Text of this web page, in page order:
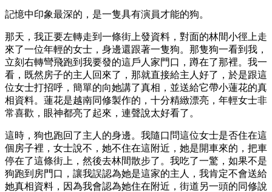
記憶中印象最深的，是一隻具有演員才能的狗。
那天，我正要左轉走到一條街上發資料，對面的林間小徑上走
來了一位年輕的女士，身邊還跟著一隻狗。那隻狗一看到我，
立刻右轉彎飛跑到我要發的這戶人家門口，蹲在了那裡。我一
看，既然房子的主人回來了，那就直接給主人好了，於是跟這
位女士打招呼，簡單的向她講了真相，並送給它帶小蓮花的真
相資料。蓮花是越南同修製作的，十分精緻漂亮，年輕女士非
常喜歡，眼神都亮了起來，連聲說太好看了。
這時，狗也跑回了主人的身邊。我隨口問這位女士是否住在這
個房子裡，女士說不，她不住在這附近，她是開車來的，把車
停在了這條街上，然後去林間散步了。我吃了一驚，如果不是
狗跑到房門口，讓我誤認為她是這家的主人，我肯定不會送給
她真相資料，因為我會認為她住在附近，街道另一頭的同修說